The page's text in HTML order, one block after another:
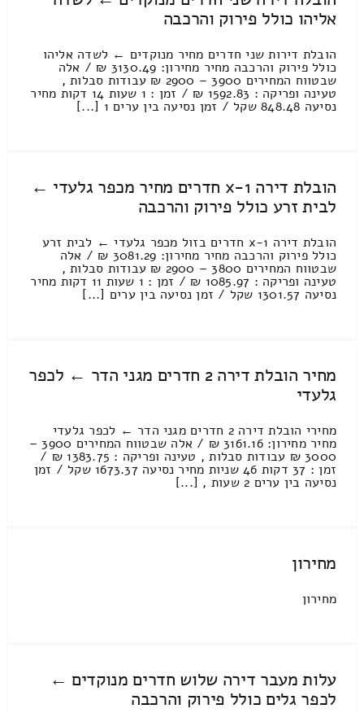
אליהו כולל פירוק והרכבה
הובלת דירות שני חדרים מחיר מנוקדים ← לשדה אליהו
כולל פירוק והרכבה מחיר מחירון: 3130.49 ₪ / אלה
שבטווח המחירים 3900 – 2900 ₪ עבודות סבלות ,
טעינה ופריקה : 1592.83 ₪ / זמן : 1 שעות 14 דקות מחיר
נסיעה 848.48 שקל / זמן נסיעה בין ערים 1 [...]
הובלת דירה 1-x חדרים מחיר מכפר גלעדי ←
לבית זרע כולל פירוק והרכבה
הובלת דירה 1-x חדרים בזול מכפר גלעדי ← לבית זרע
כולל פירוק והרכבה מחיר מחירון: 3081.29 ₪ / אלה
שבטווח המחירים 3800 – 2900 ₪ עבודות סבלות ,
טעינה ופריקה : 1085.97 ₪ / זמן : 1 שעות 11 דקות מחיר
נסיעה 1301.57 שקל / זמן נסיעה בין ערים [...]
מחיר הובלת דירה 2 חדרים מגני הדר ← לכפר
גלעדי
מחירי הובלת דירה 2 חדרים מגני הדר ← לכפר גלעדי
מחיר מחירון: 3161.16 ₪ / אלה שבטווח המחירים 3900 –
3000 ₪ עבודות סבלות , טעינה ופריקה : 1383.75 ₪ /
זמן : 37 דקות 46 שניות מחיר נסיעה 1673.37 שקל / זמן
נסיעה בין ערים 2 שעות , [...]
מחירון
מחירון
עלות מעבר דירה שלוש חדרים מנוקדים ←
לכפר גלים כולל פירוק והרכבה